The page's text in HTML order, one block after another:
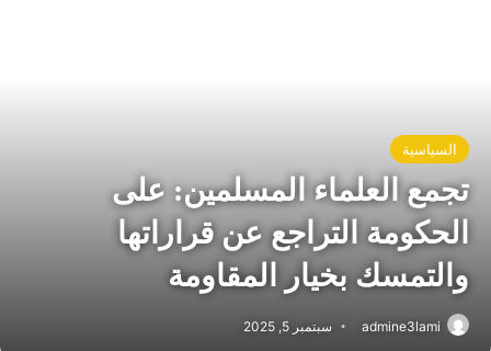
السياسية
تجمع العلماء المسلمين: على
الحكومة التراجع عن قراراتها
والتمسك بخيار المقاومة
admine3lami سبتمبر 5, 2025